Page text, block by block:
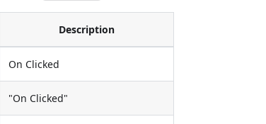
Description
On Clicked
"On Clicked"